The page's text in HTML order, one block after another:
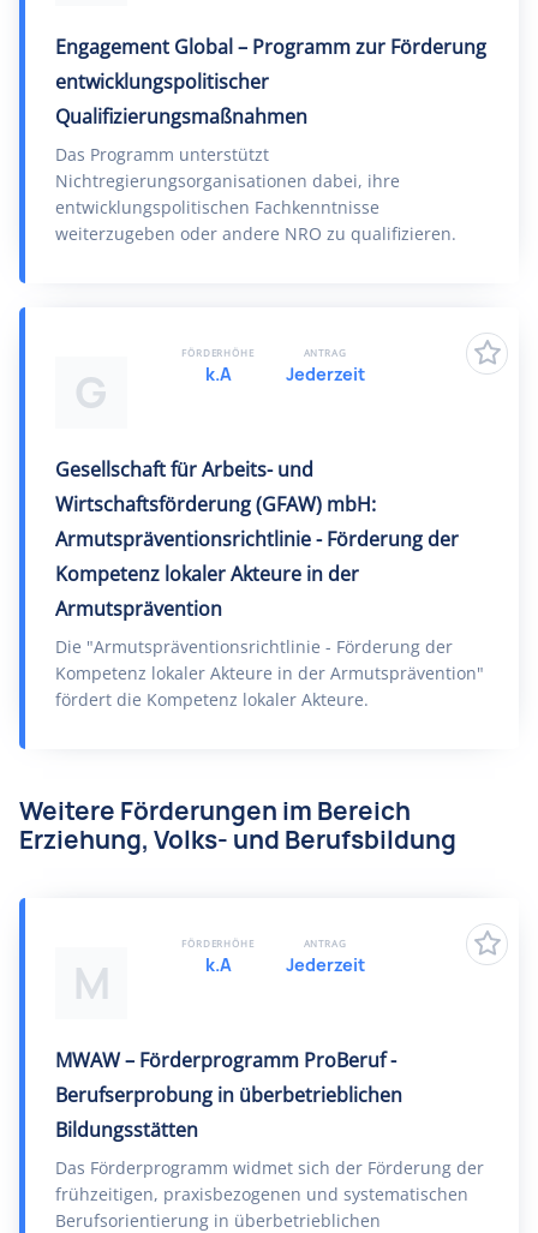
Engagement Global – Programm zur Förderung
entwicklungspolitischer
Qualifizierungsmaßnahmen
Das Programm unterstützt
Nichtregierungsorganisationen dabei, ihre
entwicklungspolitischen Fachkenntnisse
weiterzugeben oder andere NRO zu qualifizieren.
G
Gesellschaft für Arbeits- und
Wirtschaftsförderung (GFAW) mbH:
Armutspräventionsrichtlinie - Förderung der
Kompetenz lokaler Akteure in der
Armutsprävention
Die "Armutspräventionsrichtlinie - Förderung der
Kompetenz lokaler Akteure in der Armutsprävention"
fördert die Kompetenz lokaler Akteure.
FÖRDERHÖHE
k.A
ANTRAG
Jederzeit
Weitere Förderungen im Bereich
Erziehung, Volks- und Berufsbildung
M
MWAW – Förderprogramm ProBeruf -
Berufserprobung in überbetrieblichen
Bildungsstätten
Das Förderprogramm widmet sich der Förderung der
frühzeitigen, praxisbezogenen und systematischen
Berufsorientierung in überbetrieblichen
FÖRDERHÖHE
k.A
ANTRAG
Jederzeit